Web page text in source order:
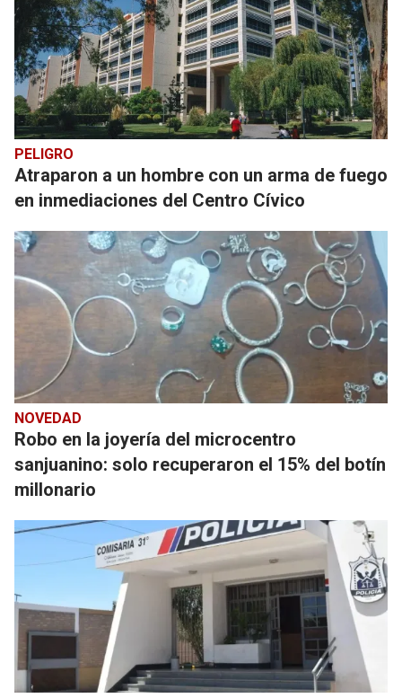
PELIGRO
Atraparon a un hombre con un arma de fuego
en inmediaciones del Centro Cívico
NOVEDAD
Robo en la joyería del microcentro
sanjuanino: solo recuperaron el 15% del botín
millonario